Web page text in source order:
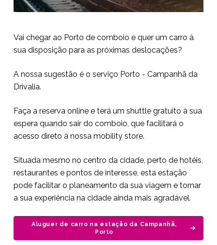
Vai chegar ao Porto de comboio e quer um carro à
sua disposição para as próximas deslocações?
A nossa sugestão é o serviço Porto - Campanhã da
Drivalia.
Faça a reserva online e terá um shuttle gratuito à sua
espera quando sair do comboio, que facilitará o
acesso direto à nossa mobility store.
Situada mesmo no centro da cidade, perto de hotéis,
restaurantes e pontos de interesse, esta estação
pode facilitar o planeamento da sua viagem e tornar
a sua experiência na cidade ainda mais agradável.
Aluguer de carro na estação da Campanhã,
Porto